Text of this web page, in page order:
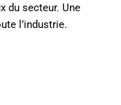
du secteur. Une
l’industrie.